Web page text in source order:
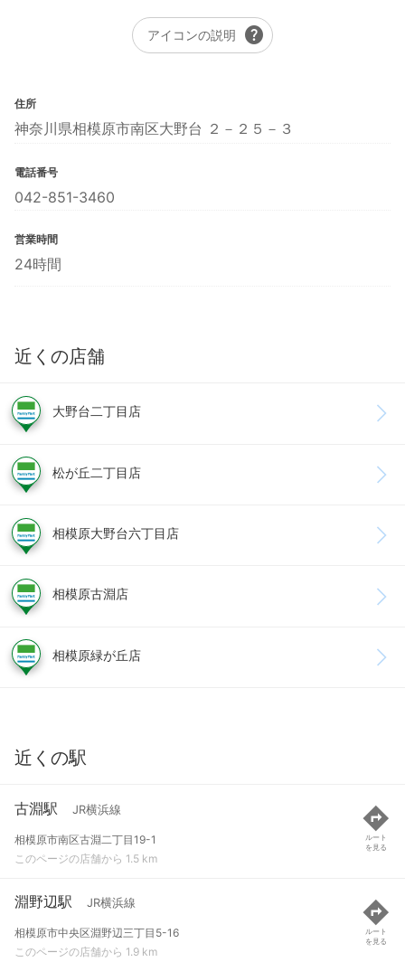
アイコンの説明 help
住所
神奈川県相模原市南区大野台 ２－２５－３
電話番号
042-851-3460
営業時間
24時間
近くの店舗
大野台二丁目店
松が丘二丁目店
相模原大野台六丁目店
相模原古淵店
相模原緑が丘店
近くの駅
古淵駅 JR横浜線
相模原市南区古淵二丁目19-1
このページの店舗から 1.5 km
ルート
を見る
淵野辺駅 JR横浜線
相模原市中央区淵野辺三丁目5-16
このページの店舗から 1.9 km
ルート
を見る